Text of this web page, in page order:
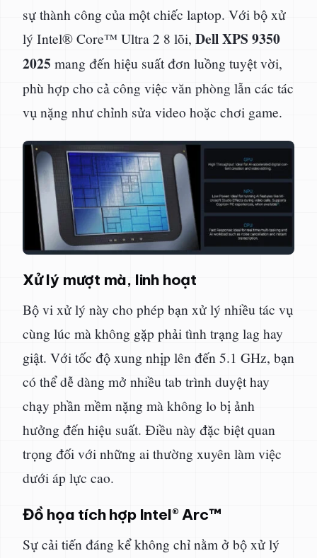
sự thành công của một chiếc laptop. Với bộ xử
lý Intel® Core™ Ultra 2 8 lõi, Dell XPS 9350
2025 mang đến hiệu suất đơn luồng tuyệt vời,
phù hợp cho cả công việc văn phòng lẫn các tác
vụ nặng như chỉnh sửa video hoặc chơi game.
Xử lý mượt mà, linh hoạt
Bộ vi xử lý này cho phép bạn xử lý nhiều tác vụ
cùng lúc mà không gặp phải tình trạng lag hay
giật. Với tốc độ xung nhịp lên đến 5.1 GHz, bạn
có thể dễ dàng mở nhiều tab trình duyệt hay
chạy phần mềm nặng mà không lo bị ảnh
hưởng đến hiệu suất. Điều này đặc biệt quan
trọng đối với những ai thường xuyên làm việc
dưới áp lực cao.
Đồ họa tích hợp Intel® Arc™
Sự cải tiến đáng kể không chỉ nằm ở bộ xử lý